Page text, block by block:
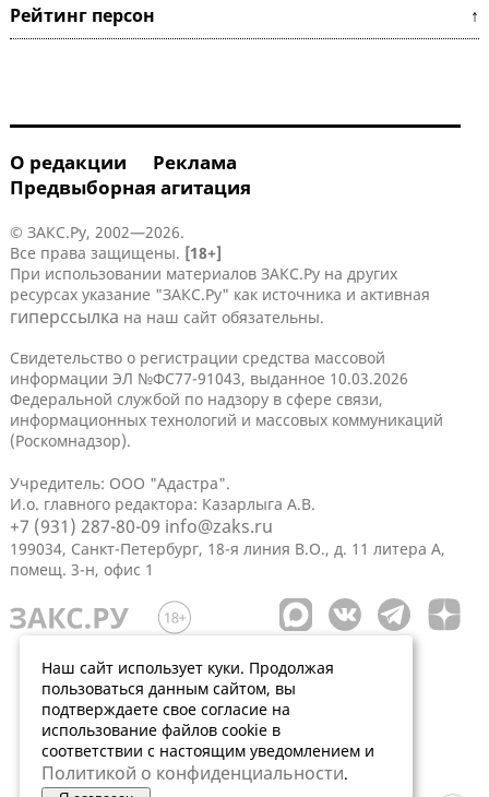
Рейтинг персон ↑
О редакции
Реклама
Предвыборная агитация
© ЗАКС.Ру, 2002—2026.
Все права защищены. [18+]
При использовании материалов ЗАКС.Ру на других
ресурсах указание "ЗАКС.Ру" как источника и активная
гиперссылка на наш сайт обязательны.
Свидетельство о регистрации средства массовой
информации ЭЛ №ФС77-91043, выданное 10.03.2026
Федеральной службой по надзору в сфере связи,
информационных технологий и массовых коммуникаций
(Роскомнадзор).
Учредитель: ООО "Адастра".
И.о. главного редактора: Казарлыга А.В.
+7 (931) 287-80-09 info@zaks.ru
199034, Санкт-Петербург, 18-я линия В.О., д. 11 литера А,
помещ. 3-н, офис 1
Наш сайт использует куки. Продолжая
пользоваться данным сайтом, вы
подтверждаете свое согласие на
использование файлов cookie в
соответствии с настоящим уведомлением и
Политикой о конфиденциальности.